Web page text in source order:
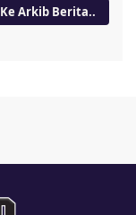
Ke Arkib Berita..